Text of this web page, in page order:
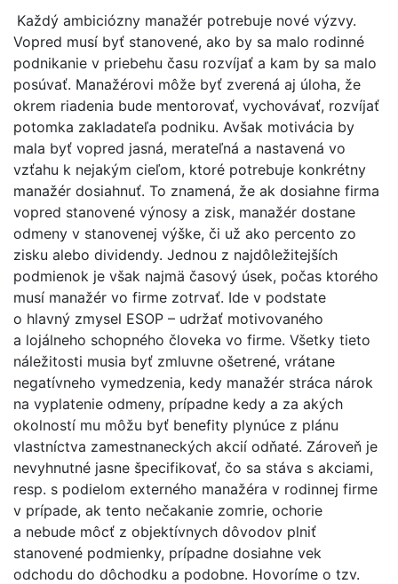
Každý ambiciózny manažér potrebuje nové výzvy.
Vopred musí byť stanovené, ako by sa malo rodinné
podnikanie v priebehu času rozvíjať a kam by sa malo
posúvať. Manažérovi môže byť zverená aj úloha, že
okrem riadenia bude mentorovať, vychovávať, rozvíjať
potomka zakladateľa podniku. Avšak motivácia by
mala byť vopred jasná, merateľná a nastavená vo
vzťahu k nejakým cieľom, ktoré potrebuje konkrétny
manažér dosiahnuť. To znamená, že ak dosiahne firma
vopred stanovené výnosy a zisk, manažér dostane
odmeny v stanovenej výške, či už ako percento zo
zisku alebo dividendy. Jednou z najdôležitejších
podmienok je však najmä časový úsek, počas ktorého
musí manažér vo firme zotrvať. Ide v podstate
o hlavný zmysel ESOP – udržať motivovaného
a lojálneho schopného človeka vo firme. Všetky tieto
náležitosti musia byť zmluvne ošetrené, vrátane
negatívneho vymedzenia, kedy manažér stráca nárok
na vyplatenie odmeny, prípadne kedy a za akých
okolností mu môžu byť benefity plynúce z plánu
vlastníctva zamestnaneckých akcií odňaté. Zároveň je
nevyhnutné jasne špecifikovať, čo sa stáva s akciami,
resp. s podielom externého manažéra v rodinnej firme
v prípade, ak tento nečakanie zomrie, ochorie
a nebude môcť z objektívnych dôvodov plniť
stanovené podmienky, prípadne dosiahne vek
odchodu do dôchodku a podobne. Hovoríme o tzv.